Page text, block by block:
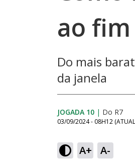
ao
Do mais
da janela
JOGADA 10 | Do R7
03/09/2024 - 08H12
A+ A-